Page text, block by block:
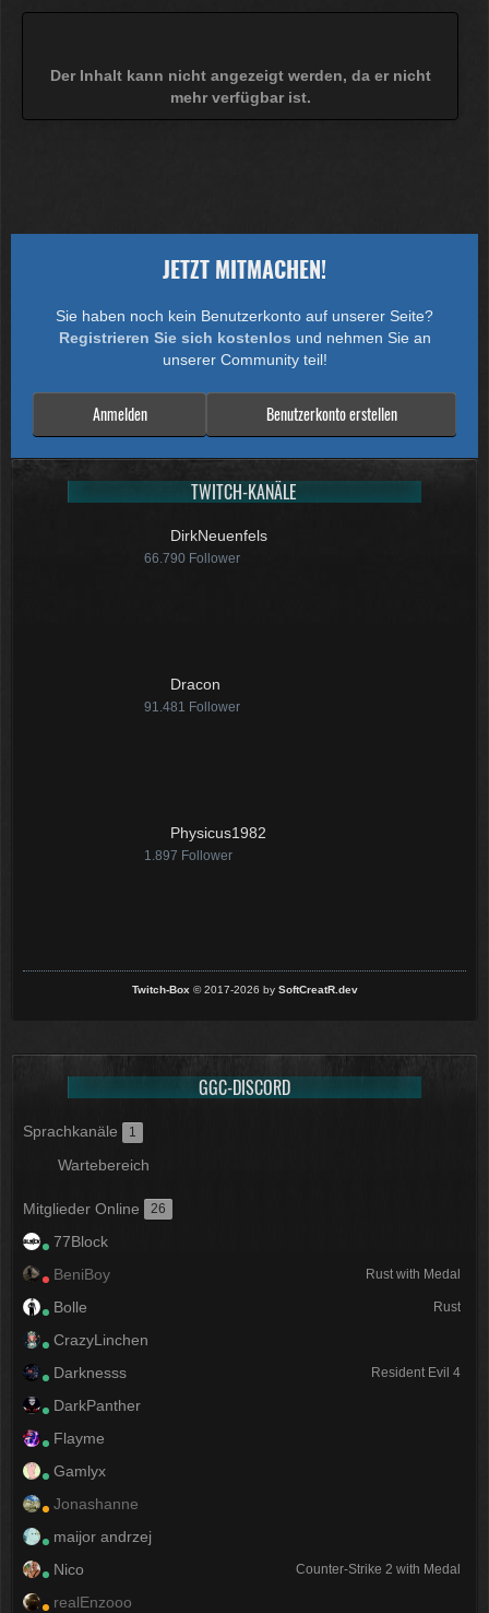
Der Inhalt kann nicht angezeigt werden, da er nicht
mehr verfügbar ist.
JETZT MITMACHEN!
Sie haben noch kein Benutzerkonto auf unserer Seite?
Registrieren Sie sich kostenlos und nehmen Sie an
unserer Community teil!
Benutzerkonto erstellen
Anmelden
TWITCH-KANÄLE
DirkNeuenfels
66.790 Follower
Dracon
91.481 Follower
Physicus1982
1.897 Follower
Twitch-Box © 2017-2026 by SoftCreatR.dev
GGC-DISCORD
Sprachkanäle 1
Wartebereich
Mitglieder Online 26
77Block
BeniBoy
Rust with Medal
Bolle Rust
CrazyLinchen
Darknesss
Resident Evil 4
DarkPanther
Flayme
Gamlyx
Jonashanne
maijor andrzej
Nico
Counter-Strike 2 with Medal
realEnzooo